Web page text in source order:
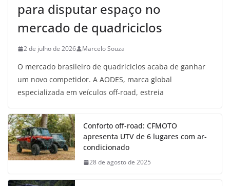
para disputar espaço no
mercado de quadriciclos
2 de julho de 2026 Marcelo Souza
O mercado brasileiro de quadriciclos acaba de ganhar
um novo competidor. A AODES, marca global
especializada em veículos off-road, estreia
Conforto off-road: CFMOTO
apresenta UTV de 6 lugares com ar-
condicionado
28 de agosto de 2025